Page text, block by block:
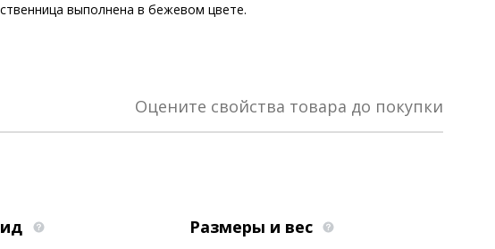
выполнена в бежевом цвете.
Оцените свойства товара до покупки
Размеры и вес